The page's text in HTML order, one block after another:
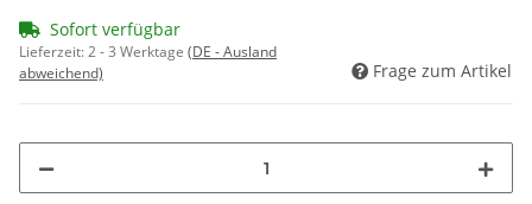
Sofort verfügbar
Lieferzeit:2 - 3 Werktage (DE - Ausland
abweichend)
Frage zum Artikel